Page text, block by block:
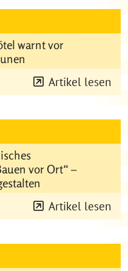
warnt vor
Artikel lesen
vor Ort“ –
Artikel lesen